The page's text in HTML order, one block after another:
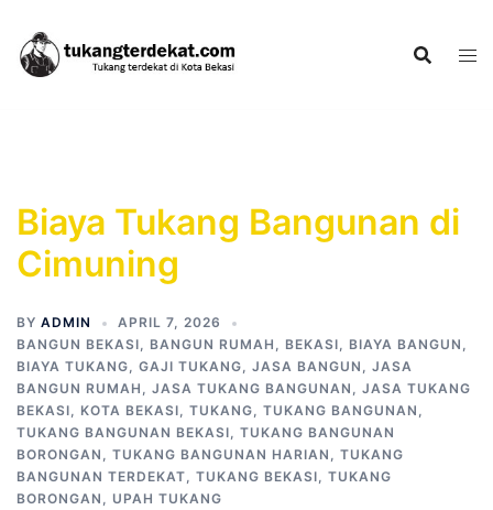
content
Biaya Tukang Bangunan di
Cimuning
BY ADMIN
APRIL 7, 2026
BANGUN BEKASI, BANGUN RUMAH , BEKASI, BIAYA BANGUN ,
BIAYA TUKANG, GAJI TUKANG, JASA BANGUN , JASA
BANGUN RUMAH , JASA TUKANG BANGUNAN , JASA TUKANG
BEKASI, KOTA BEKASI, TUKANG, TUKANG BANGUNAN ,
TUKANG BANGUNAN BEKASI, TUKANG BANGUNAN
BORONGAN , TUKANG BANGUNAN HARIAN , TUKANG
BANGUNAN TERDEKAT, TUKANG BEKASI, TUKANG
BORONGAN , UPAH TUKANG